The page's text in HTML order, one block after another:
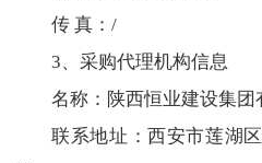
传 真：/
3、采购代理机构信息
名称：陕西恒业建设集团
联系地址：西安市莲湖